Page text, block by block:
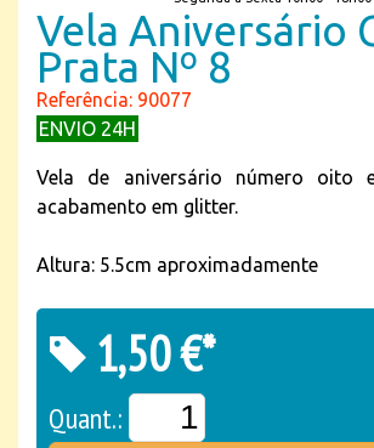
Vela Aniversário
Prata Nº 8
Referência: 90077
ENVIO 24H
Vela de aniversário número oito
acabamento em glitter.
Altura: 5.5cm aproximadamente
1,50 €*
Quant.: